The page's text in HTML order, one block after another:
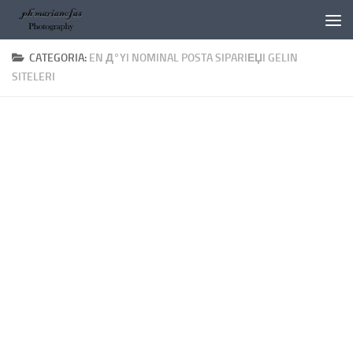
Salta al contenuto
CATEGORIA: EN Д°YI NOMINAL POSTA SIPARIЕЏI GELIN
SITELERI